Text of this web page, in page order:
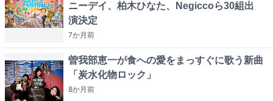
ニーデイ、柏木ひなた、Negiccoら30組出
演決定
7か月前
曽我部恵一が食への愛をまっすぐに歌う新曲
「炭水化物ロック」
8か月前